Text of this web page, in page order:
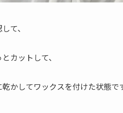
て、
カットして、
かしてワックスを付けた状態で